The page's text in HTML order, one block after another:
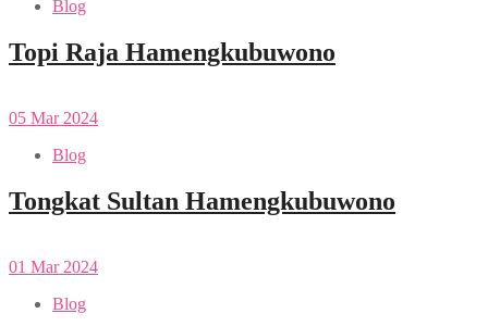
Blog
Topi Raja Hamengkubuwono
05 Mar 2024
Blog
Tongkat Sultan Hamengkubuwono
01 Mar 2024
Blog